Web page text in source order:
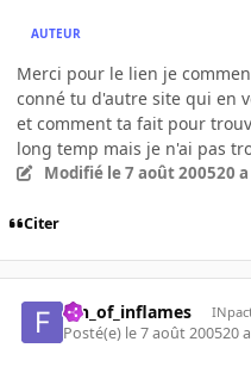
AUTEUR
Merci pour le lien je
conné tu d'autre site qui en
et comment ta fait pour
long temp mais je n'ai pas
Modifié le 7 août 200520 a
Citer
fan_of_inflames
Posté(e) le 7 août 200520 a